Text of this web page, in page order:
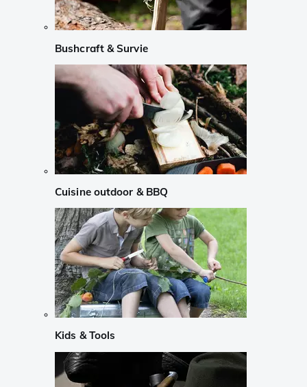
Bushcraft & Survie
Cuisine outdoor & BBQ
Kids & Tools